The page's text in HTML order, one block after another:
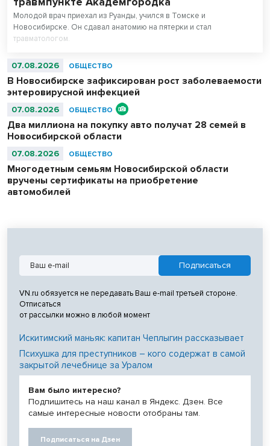
Молодой врач приехал из Руанды, учился в Томске и
Новосибирске. Он сдавал анатомию на пятерки и стал
травматологом.
07.08.2026 ОБЩЕСТВО
В Новосибирске зафиксирован рост заболеваемости
энтеровирусной инфекцией
07.08.2026 ОБЩЕСТВО
Два миллиона на покупку авто получат 28 семей в
Новосибирской области
07.08.2026 ОБЩЕСТВО
Многодетным семьям Новосибирской области
вручены сертификаты на приобретение
автомобилей
VN.ru обязуется не передавать Ваш e-mail третьей стороне.
Отписаться
от рассылки можно в любой момент
Искитимский маньяк: капитан Чеплыгин рассказывает
Психушка для преступников – кого содержат в самой
закрытой лечебнице за Уралом
Вам было интересно?
Подпишитесь на наш канал в Яндекс. Дзен. Все
самые интересные новости отобраны там.
Подписаться на Дзен